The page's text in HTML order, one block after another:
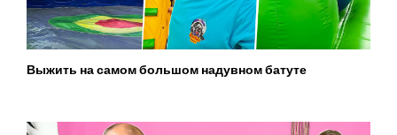
Выжить на самом большом надувном батуте